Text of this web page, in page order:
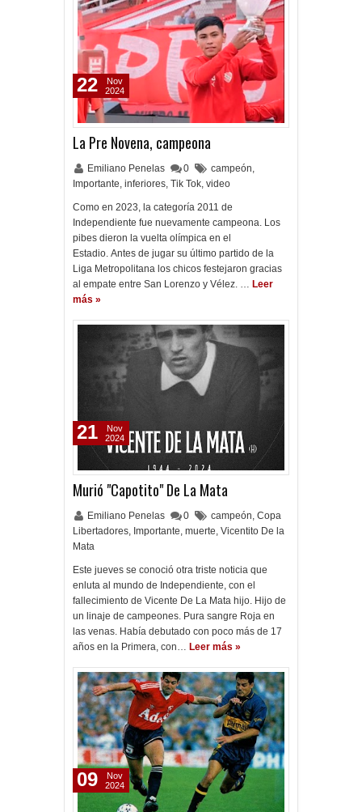
La Pre Novena, campeona
Emiliano Penelas 0 campeón,
Importante, inferiores, Tik Tok, video
Como en 2023, la categoría 2011 de
Independiente fue nuevamente campeona. Los
pibes dieron la vuelta olímpica en el
Estadio. Antes de jugar su último partido de la
Liga Metropolitana los chicos festejaron gracias
al empate entre San Lorenzo y Vélez. … Leer
más »
22
Nov
2024
Murió "Capotito" De La Mata
Emiliano Penelas 0 campeón, Copa
Libertadores, Importante, muerte, Vicentito De la
Mata
Este jueves se conoció otra triste noticia que
enluta al mundo de Independiente, con el
fallecimiento de Vicente De La Mata hijo. Hijo de
un linaje de campeones. Pura sangre Roja en
las venas. Había debutado con poco más de 17
años en la Primera, con… Leer más »
21
Nov
2024
09
Nov
2024